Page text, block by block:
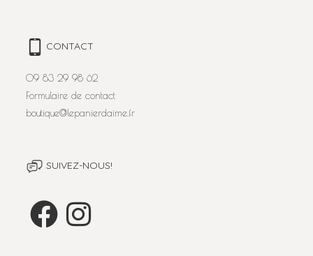
CONTACT
09 83 29 98 62
Formulaire de contact
boutique@lepanierdaime.fr
SUIVEZ-NOUS!